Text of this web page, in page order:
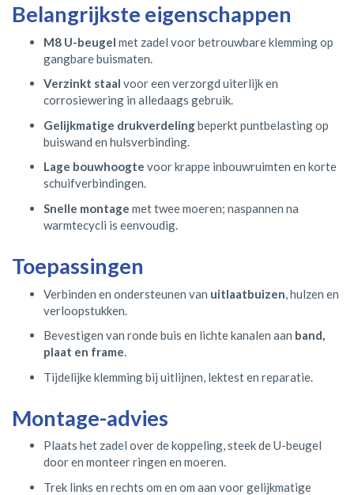
Belangrijkste eigenschappen
M8 U-beugel met zadel voor betrouwbare klemming op
gangbare buismaten.
Verzinkt staal voor een verzorgd uiterlijk en
corrosiewering in alledaags gebruik.
Gelijkmatige drukverdelingbeperkt puntbelasting op
buiswand en hulsverbinding.
Lage bouwhoogte voor krappe inbouwruimten en korte
schuifverbindingen.
Snelle montage met twee moeren; naspannen na
warmtecycli is eenvoudig.
Toepassingen
Verbinden en ondersteunen van uitlaatbuizen , hulzen en
verloopstukken.
Bevestigen van ronde buis en lichte kanalen aan band,
plaat en frame.
Tijdelijke klemming bij uitlijnen, lektest en reparatie.
Montage-advies
Plaats het zadel over de koppeling, steek de U-beugel
door en monteer ringen en moeren.
Trek links en rechts om en om aan voor gelijkmatige